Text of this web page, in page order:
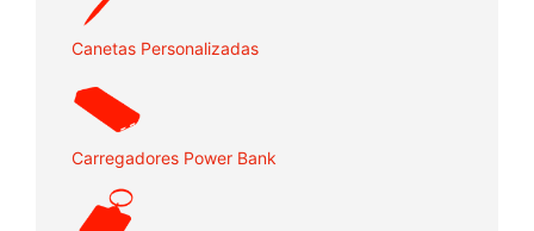
Canetas Personalizadas
Carregadores Power Bank